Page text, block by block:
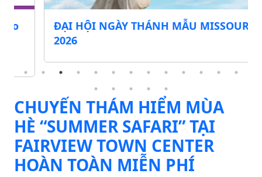
ĐẠI HỘI NGÀY THÁNH MẪU MISSOURI
CHUYẾN THÁM HIỂM MÙA
HÈ “SUMMER SAFARI” TẠI
FAIRVIEW TOWN CENTER
HOÀN TOÀN MIỄN PHÍ